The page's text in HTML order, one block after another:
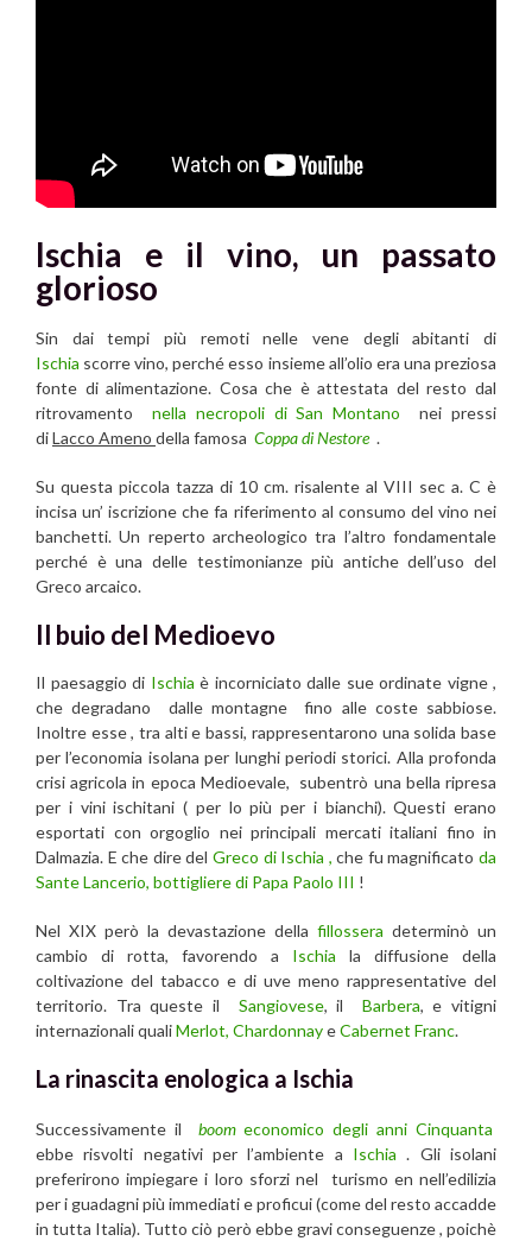
Ischia e il vino, un passato
glorioso
Sin dai tempi più remoti nelle vene degli abitanti di
Ischia scorre vino, perché esso insieme all’olio era una preziosa
fonte di alimentazione. Cosa che è attestata del resto dal
ritrovamento
nella necropoli di San Montano nei pressi
diLacco Ameno della famosa Coppa di Nestore .
Su questa piccola tazza di 10 cm. risalente al VIII sec a. C è
incisa un’ iscrizione che fa riferimento al consumo del vino nei
banchetti. Un reperto archeologico tra l’altro fondamentale
perché è una delle testimonianze più antiche dell’uso del
Greco arcaico.
Il buio del Medioevo
Il paesaggio di Ischia è incorniciato dalle sue ordinate vigne ,
che degradano dalle montagne fino alle coste sabbiose.
Inoltre esse , tra alti e bassi, rappresentarono una solida base
per l’economia isolana per lunghi periodi storici. Alla profonda
crisi agricola in epoca Medioevale, subentrò una bella ripresa
per i vini ischitani ( per lo più per i bianchi). Questi erano
esportati con orgoglio nei principali mercati italiani fino in
Dalmazia. E che dire del Greco di Ischia ,che fu magnificato da
Sante Lancerio, bottigliere di Papa Paolo III !
Nel XIX però la devastazione della fillossera determinò un
cambio di rotta, favorendo a Ischia la diffusione della
coltivazione del tabacco e di uve meno rappresentative del
territorio. Tra queste il Sangiovese, il Barbera, e vitigni
internazionali qualiMerlot, ChardonnayeCabernet Franc.
La rinascita enologica a Ischia
Successivamente il boomeconomico degli anni Cinquanta
ebbe risvolti negativi per l’ambiente a Ischia . Gli isolani
preferirono impiegare i loro sforzi nel turismo en nell’edilizia
per i guadagni più immediati e proficui (come del resto accadde
in tutta Italia). Tutto ciò però ebbe gravi conseguenze , poichè